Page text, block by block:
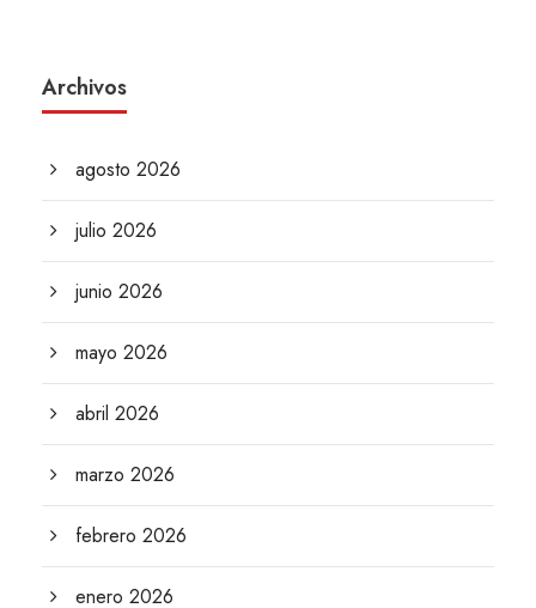
Archivos
agosto 2026
julio 2026
junio 2026
mayo 2026
abril 2026
marzo 2026
febrero 2026
enero 2026